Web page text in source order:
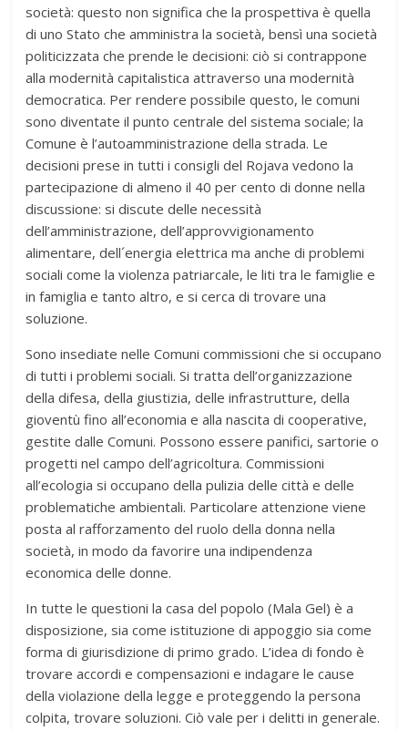
società: questo non significa che la prospettiva è quella
di uno Stato che amministra la società, bensì una società
politicizzata che prende le decisioni: ciò si contrappone
alla modernità capitalistica attraverso una modernità
democratica. Per rendere possibile questo, le comuni
sono diventate il punto centrale del sistema sociale; la
Comune è l’autoamministrazione della strada. Le
decisioni prese in tutti i consigli del Rojava vedono la
partecipazione di almeno il 40 per cento di donne nella
discussione: si discute delle necessità
dell’amministrazione, dell’approvvigionamento
alimentare, dell´energia elettrica ma anche di problemi
sociali come la violenza patriarcale, le liti tra le famiglie e
in famiglia e tanto altro, e si cerca di trovare una
soluzione.
Sono insediate nelle Comuni commissioni che si occupano
di tutti i problemi sociali. Si tratta dell’organizzazione
della difesa, della giustizia, delle infrastrutture, della
gioventù fino all’economia e alla nascita di cooperative,
gestite dalle Comuni. Possono essere panifici, sartorie o
progetti nel campo dell’agricoltura. Commissioni
all’ecologia si occupano della pulizia delle città e delle
problematiche ambientali. Particolare attenzione viene
posta al rafforzamento del ruolo della donna nella
società, in modo da favorire una indipendenza
economica delle donne.
In tutte le questioni la casa del popolo (Mala Gel) è a
disposizione, sia come istituzione di appoggio sia come
forma di giurisdizione di primo grado. L’idea di fondo è
trovare accordi e compensazioni e indagare le cause
della violazione della legge e proteggendo la persona
colpita, trovare soluzioni. Ciò vale per i delitti in generale.